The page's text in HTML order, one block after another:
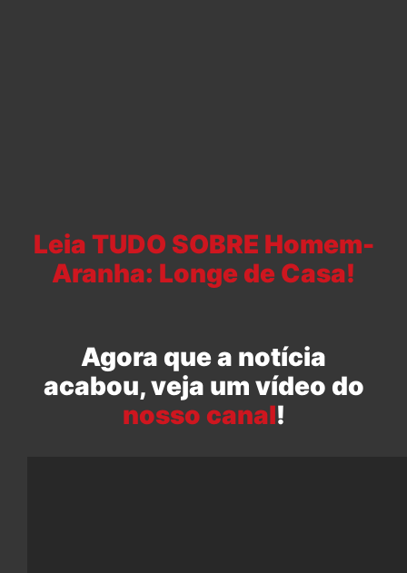
Leia TUDO SOBRE Homem-
Aranha: Longe de Casa!
Agora que a notícia
acabou, veja um vídeo do
nosso canal!